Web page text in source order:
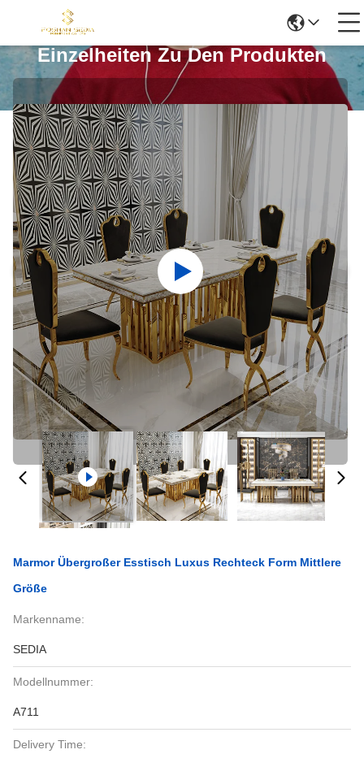
Einzelheiten Zu Den Produkten
Marmor Übergroßer Esstisch Luxus Rechteck Form Mittlere
Größe
Markenname:
SEDIA
Modellnummer:
A711
Delivery Time: